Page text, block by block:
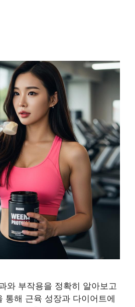
와 부작용을 정확히 알아보고
통해 근육 성장과 다이어트에